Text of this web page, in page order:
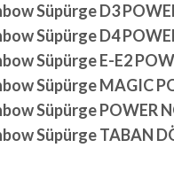
Süpürge D3
Süpürge D4
Süpürge E-E2
Süpürge MAGIC
Süpürge POWER
Süpürge TABAN